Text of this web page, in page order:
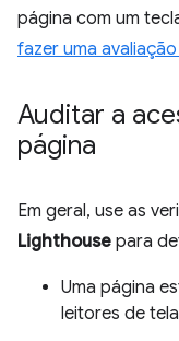
página com um
fazer uma
Auditar a
página
Em geral, use as
Lighthouse para
Uma página
leitores de